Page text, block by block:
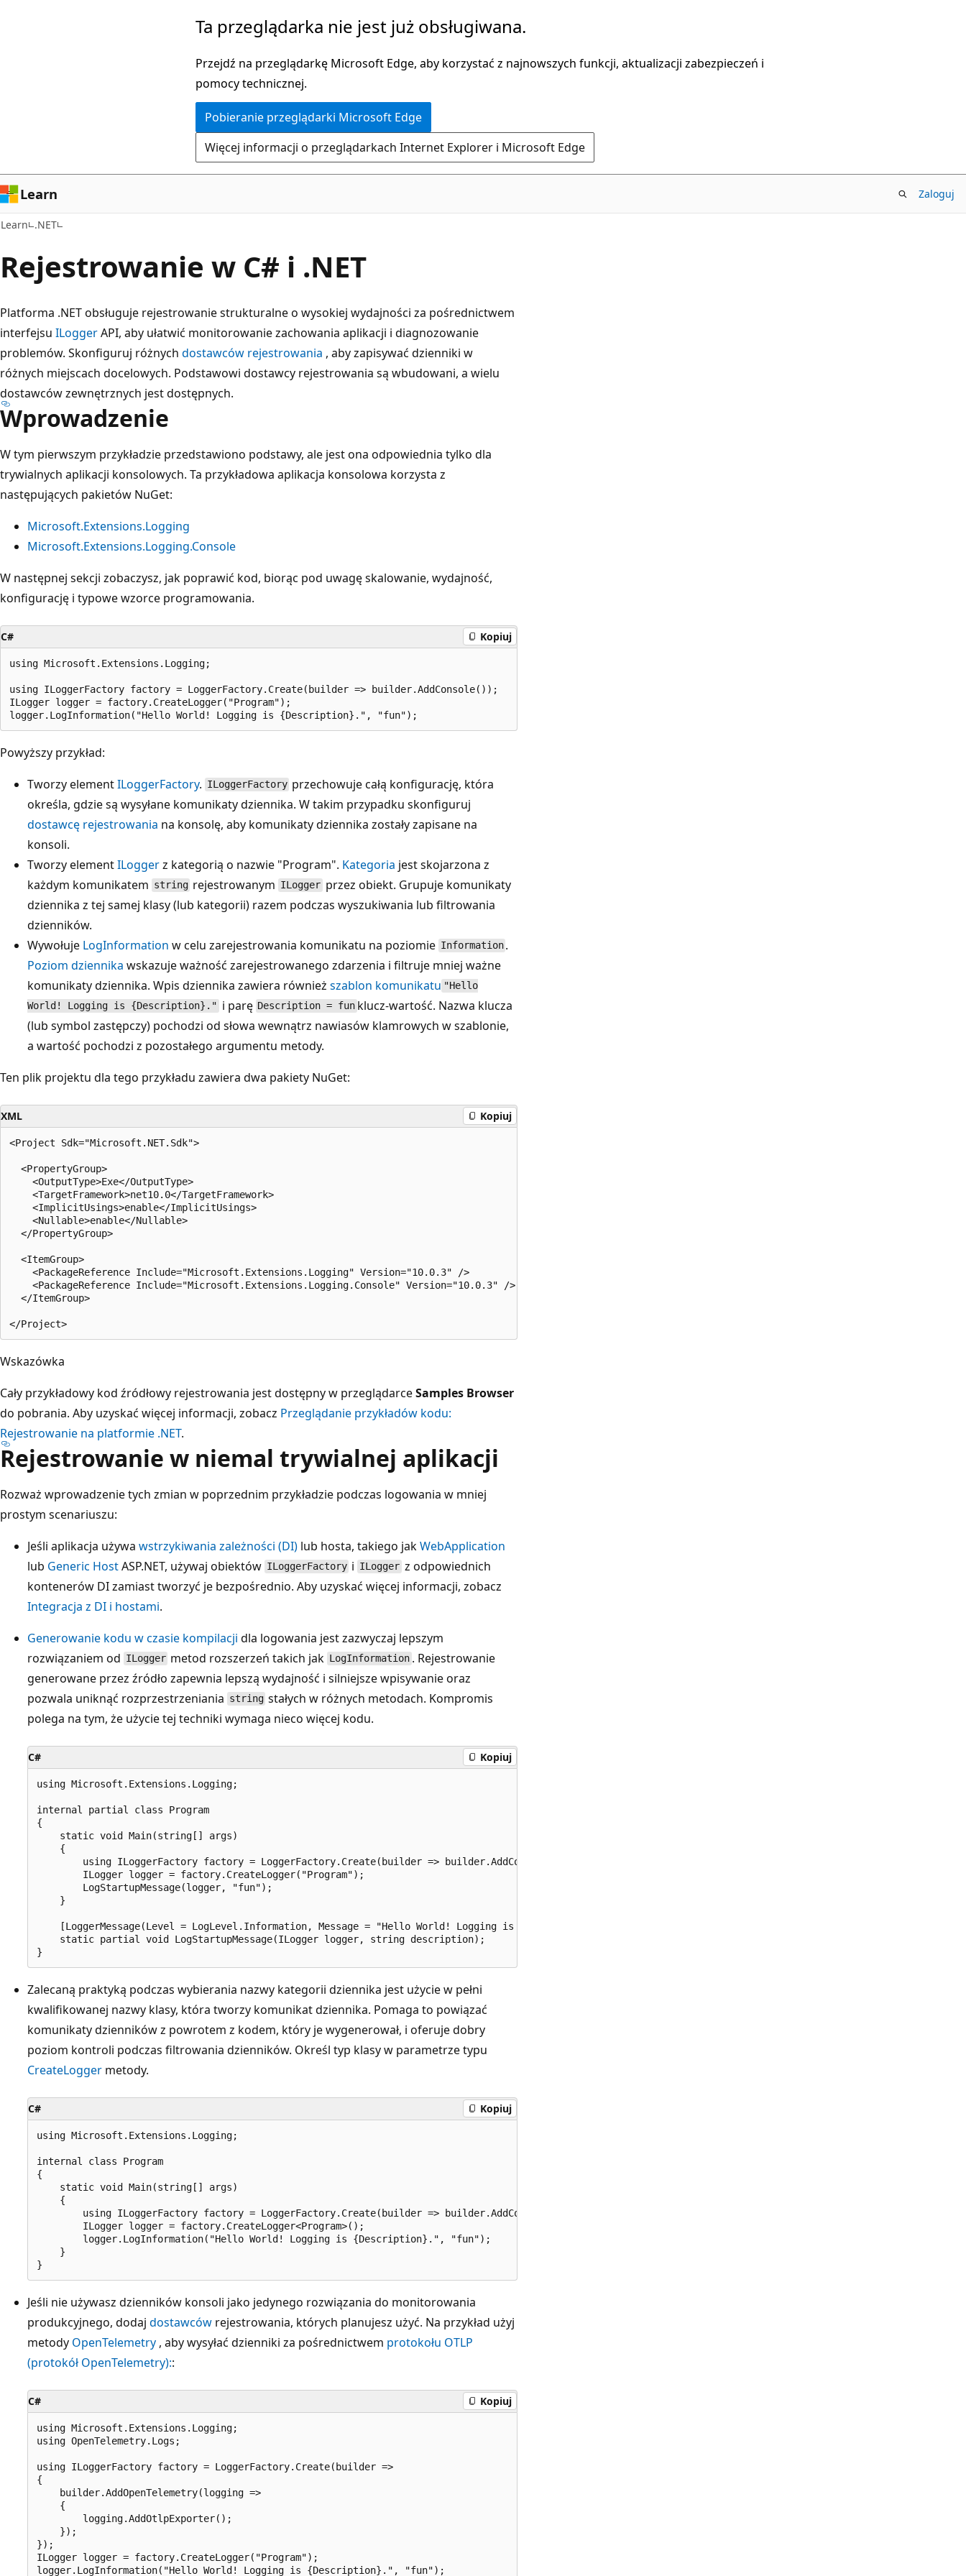
Ta przeglądarka nie jest już obsługiwana.
Przejdź na przeglądarkę Microsoft Edge, aby korzystać z najnowszych funkcji, aktualizacji zabezpieczeń i
pomocy technicznej.
Pobieranie przeglądarki Microsoft Edge
Więcej informacji o przeglądarkach Internet Explorer i Microsoft Edge
Learn Zaloguj
Learn .NET
Rejestrowanie w C# i .NET
Platforma .NET obsługuje rejestrowanie strukturalne o wysokiej wydajności za pośrednictwem
interfejsu ILoggerAPI, aby ułatwić monitorowanie zachowania aplikacji i diagnozowanie
problemów. Skonfiguruj różnych dostawców rejestrowania , aby zapisywać dzienniki w
różnych miejscach docelowych. Podstawowi dostawcy rejestrowania są wbudowani, a wielu
dostawców zewnętrznych jest dostępnych.
Wprowadzenie
W tym pierwszym przykładzie przedstawiono podstawy, ale jest ona odpowiednia tylko dla
trywialnych aplikacji konsolowych. Ta przykładowa aplikacja konsolowa korzysta z
następujących pakietów NuGet:
Microsoft.Extensions.Logging
Microsoft.Extensions.Logging.Console
W następnej sekcji zobaczysz, jak poprawić kod, biorąc pod uwagę skalowanie, wydajność,
konfigurację i typowe wzorce programowania.
C# Kopiuj
using Microsoft.Extensions.Logging;
using ILoggerFactory factory = LoggerFactory.Create(builder => builder.AddConsole());
ILogger logger = factory.CreateLogger("Program");
Powyższy przykład:
Tworzy elementILoggerFactory. ILoggerFactory przechowuje całą konfigurację, która
określa, gdzie są wysyłane komunikaty dziennika. W takim przypadku skonfiguruj
dostawcę rejestrowania na konsolę, aby komunikaty dziennika zostały zapisane na
konsoli.
Tworzy elementILoggerz kategorią o nazwie "Program". Kategoria jest skojarzona z
każdym komunikatem string rejestrowanym ILogger przez obiekt. Grupuje komunikaty
dziennika z tej samej klasy (lub kategorii) razem podczas wyszukiwania lub filtrowania
dzienników.
Wywołuje LogInformation w celu zarejestrowania komunikatu na poziomie Information .
Poziom dziennika wskazuje ważność zarejestrowanego zdarzenia i filtruje mniej ważne
komunikaty dziennika. Wpis dziennika zawiera również szablon komunikatu "Hello
World! Logging is {Description}." i parę Description = fun klucz-wartość. Nazwa klucza
(lub symbol zastępczy) pochodzi od słowa wewnątrz nawiasów klamrowych w szablonie,
a wartość pochodzi z pozostałego argumentu metody.
Ten plik projektu dla tego przykładu zawiera dwa pakiety NuGet:
XML Kopiuj
<Project Sdk="Microsoft.NET.Sdk">
  <PropertyGroup>
    <OutputType>Exe</OutputType>
    <TargetFramework>net10.0</TargetFramework>
    <ImplicitUsings>enable</ImplicitUsings>
    <Nullable>enable</Nullable>
  </PropertyGroup>
  <ItemGroup>
    <PackageReference Include="Microsoft.Extensions.Logging" Version="10.0.3" />
    <PackageReference Include="Microsoft.Extensions.Logging.Console" Version="10.0.3" />
  </ItemGroup>
Wskazówka
Cały przykładowy kod źródłowy rejestrowania jest dostępny w przeglądarceSamples Browser
do pobrania. Aby uzyskać więcej informacji, zobacz Przeglądanie przykładów kodu:
Rejestrowanie na platformie .NET.
Rejestrowanie w niemal trywialnej aplikacji
Rozważ wprowadzenie tych zmian w poprzednim przykładzie podczas logowania w mniej
prostym scenariuszu:
Jeśli aplikacja używa wstrzykiwania zależności (DI) lub hosta, takiego jakWebApplication
lub Generic HostASP.NET, używaj obiektów ILoggerFactory i ILogger z odpowiednich
kontenerów DI zamiast tworzyć je bezpośrednio. Aby uzyskać więcej informacji, zobacz
Integracja z DI i hostami.
Generowanie kodu w czasie kompilacji dla logowania jest zazwyczaj lepszym
rozwiązaniem od ILogger metod rozszerzeń takich jak LogInformation . Rejestrowanie
generowane przez źródło zapewnia lepszą wydajność i silniejsze wpisywanie oraz
pozwala uniknąć rozprzestrzeniania string stałych w różnych metodach. Kompromis
polega na tym, że użycie tej techniki wymaga nieco więcej kodu.
C# Kopiuj
using Microsoft.Extensions.Logging;
internal partial class Program
{
    static void Main(string[] args)
    {
        using ILoggerFactory factory = LoggerFactory.Create(builder => builder.AddConsole());
        ILogger logger = factory.CreateLogger("Program");
        LogStartupMessage(logger, "fun");
    }
    [LoggerMessage(Level = LogLevel.Information, Message = "Hello World! Logging is {Description}.")]
    static partial void LogStartupMessage(ILogger logger, string description);
Zalecaną praktyką podczas wybierania nazwy kategorii dziennika jest użycie w pełni
kwalifikowanej nazwy klasy, która tworzy komunikat dziennika. Pomaga to powiązać
komunikaty dzienników z powrotem z kodem, który je wygenerował, i oferuje dobry
poziom kontroli podczas filtrowania dzienników. Określ typ klasy w parametrze typu
CreateLogger metody.
C# Kopiuj
using Microsoft.Extensions.Logging;
internal class Program
{
    static void Main(string[] args)
    {
        using ILoggerFactory factory = LoggerFactory.Create(builder => builder.AddConsole());
        ILogger logger = factory.CreateLogger<Program>();
        logger.LogInformation("Hello World! Logging is {Description}.", "fun");
    }
Jeśli nie używasz dzienników konsoli jako jedynego rozwiązania do monitorowania
produkcyjnego, dodaj dostawców rejestrowania, których planujesz użyć. Na przykład użyj
metody OpenTelemetry , aby wysyłać dzienniki za pośrednictwem protokołu OTLP
(protokół OpenTelemetry)::
C# Kopiuj
using Microsoft.Extensions.Logging;
using OpenTelemetry.Logs;
using ILoggerFactory factory = LoggerFactory.Create(builder =>
{
    builder.AddOpenTelemetry(logging =>
    {
        logging.AddOtlpExporter();
    });
});
ILogger logger = factory.CreateLogger("Program");